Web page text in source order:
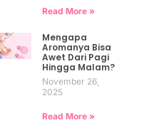
Read More »
Mengapa
Aromanya Bisa
Awet Dari Pagi
Hingga Malam?
November 26,
2025
Read More »